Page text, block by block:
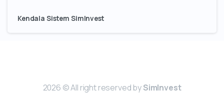
Kendala Sistem SimInvest
2026 © All right reserved bySimInvest